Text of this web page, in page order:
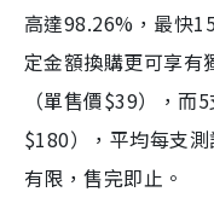
高達98.26%，最快
定金額換購更可享
（單售價$39），
$180），平均每支
有限，售完即止。